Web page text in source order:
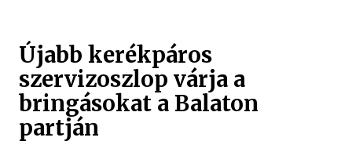
Újabb kerékpáros
szervizoszlop várja a
bringásokat a Balaton
partján